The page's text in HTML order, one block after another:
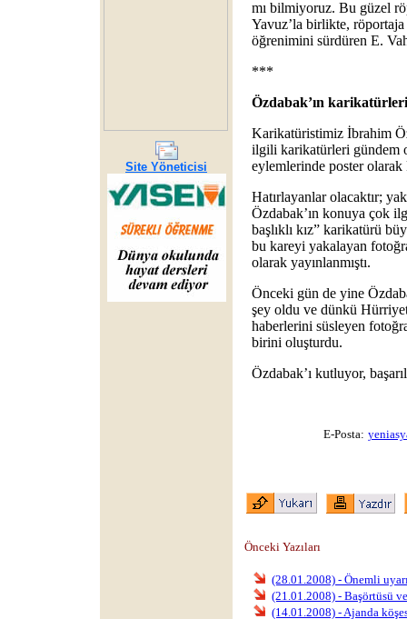
Site Yöneticisi
mı bilmiyoruz. Bu güzel
Yavuz’la birlikte,
öğrenimini sürdüren E.
***
Özdabak’ın karikatürleri
Karikatüristimiz İbrahim
ilgili karikatürleri gündem
eylemlerinde poster
Hatırlayanlar olacaktır;
Özdabak’ın konuya çok
başlıklı kız” karikatürü
bu kareyi yakalayan
olarak yayınlanmıştı.
Önceki gün de yine
şey oldu ve dünkü
haberlerini süsleyen
birini oluşturdu.
Özdabak’ı kutluyor,
E-Posta:
Önceki Yazıları
(28.01.2008) - Önemli
(21.01.2008) - Başörtüsü
(14.01.2008) - Ajanda